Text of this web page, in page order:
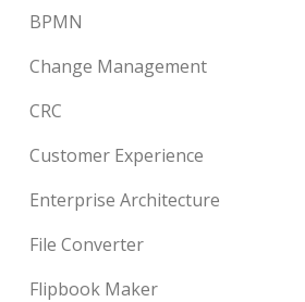
BPMN
Change Management
CRC
Customer Experience
Enterprise Architecture
File Converter
Flipbook Maker